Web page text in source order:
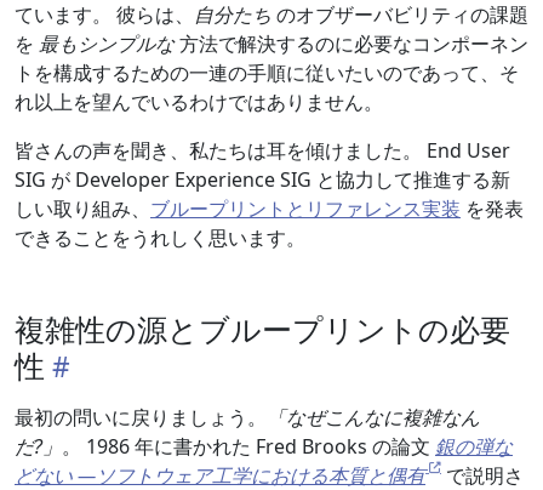
ています。 彼らは、 自分たち のオブザーバビリティの課題
を 最もシンプルな方法で解決するのに必要なコンポーネン
トを構成するための一連の手順に従いたいのであって、そ
れ以上を望んでいるわけではありません。
皆さんの声を聞き、私たちは耳を傾けました。 End User
SIG が Developer Experience SIG と協力して推進する新
しい取り組み、 ブループリントとリファレンス実装 を発表
できることをうれしく思います。
複雑性の源とブループリントの必要
性
最初の問いに戻りましょう。
「なぜこんなに複雑なん
だ?」 。 1986 年に書かれた Fred Brooks の論文 銀の弾な
どない —ソフトウェア工学における本質と偶有
で説明さ